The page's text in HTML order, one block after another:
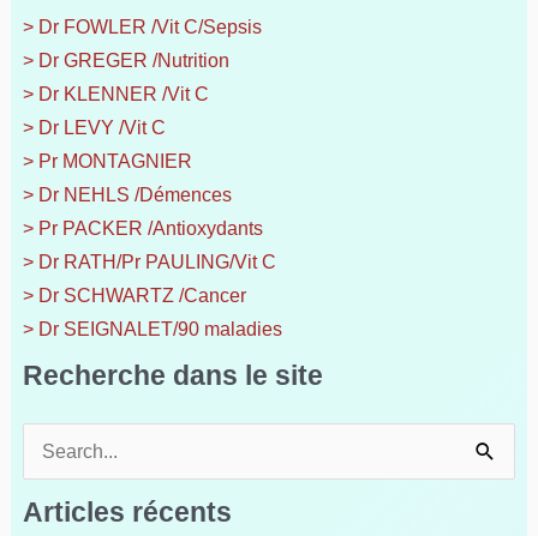
> Dr FOWLER /Vit C/Sepsis
> Dr GREGER /Nutrition
> Dr KLENNER /Vit C
> Dr LEVY /Vit C
> Pr MONTAGNIER
> Dr NEHLS /Démences
> Pr PACKER /Antioxydants
> Dr RATH/Pr PAULING/Vit C
> Dr SCHWARTZ /Cancer
> Dr SEIGNALET/90 maladies
Recherche dans le site
h
Articles récents